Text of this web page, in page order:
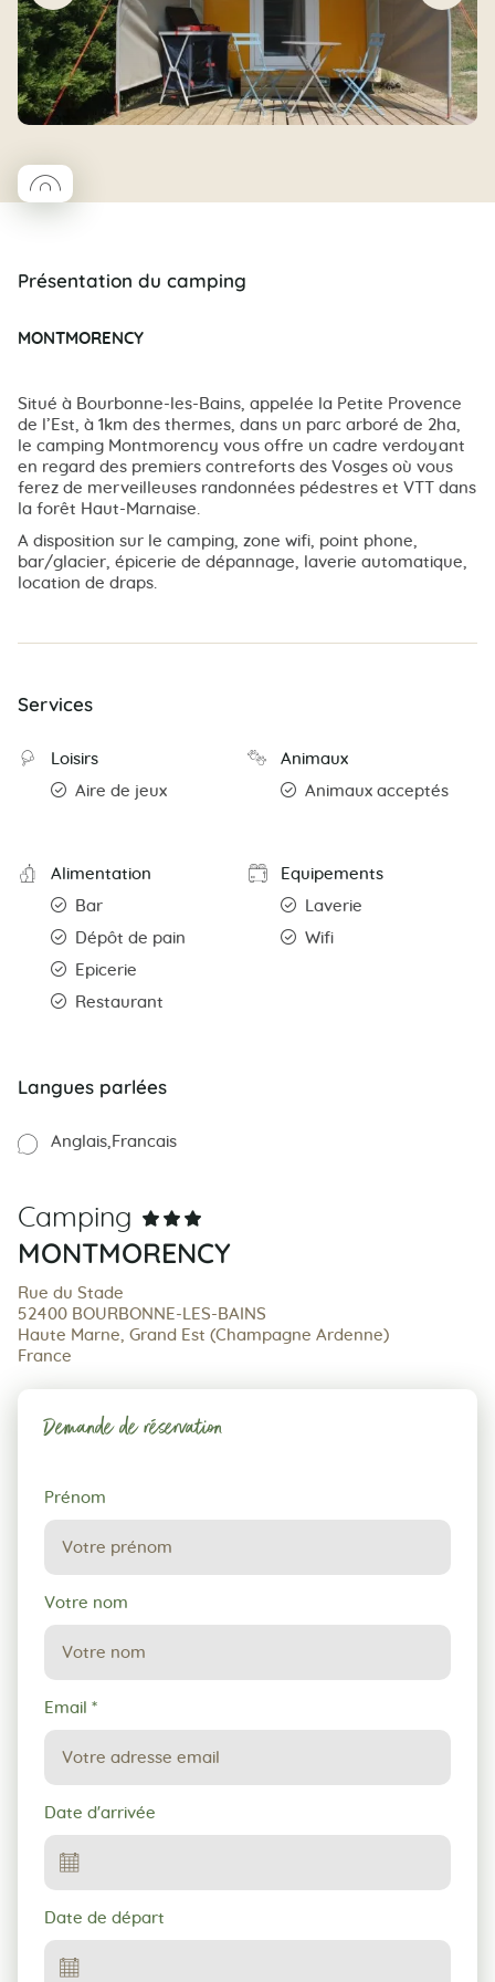
◯Coco rond
Présentation du camping
MONTMORENCY
Situé à Bourbonne-les-Bains, appelée la Petite Provence
de l’Est, à 1km des thermes, dans un parc arboré de 2ha,
le camping Montmorency vous offre un cadre verdoyant
en regard des premiers contreforts des Vosges où vous
ferez de merveilleuses randonnées pédestres et VTT dans
la forêt Haut-Marnaise.
A disposition sur le camping, zone wifi, point phone,
bar/glacier, épicerie de dépannage, laverie automatique,
location de draps.
Services
Loisirs
Aire de jeux
Animaux
Animaux acceptés
Alimentation
Bar
Dépôt de pain
Epicerie
Restaurant
Equipements
Laverie
Wifi
Langues parlées
Anglais Francais
Camping
MONTMORENCY
Rue du Stade
52400 BOURBONNE-LES-BAINS
Haute Marne, Grand Est (Champagne Ardenne)
France
Demande de réservation
Demande
de
réservation
Prénom
Votre nom
Email *
Date d'arrivée
Date de départ